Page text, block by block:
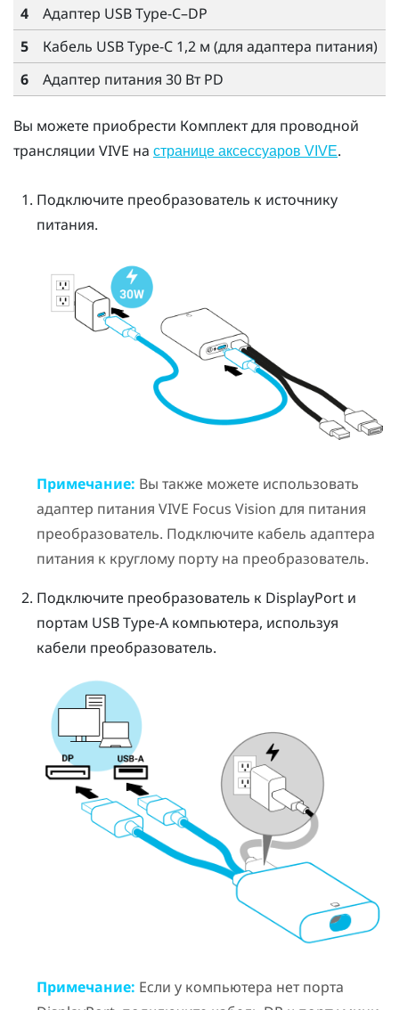
4
Адаптер USB Type-C–DP
5
Кабель USB Type-C 1,2 м (для адаптера питания)
6
Адаптер питания 30 Вт PD
Вы можете приобрести Комплект для проводной
трансляции VIVE на странице аксессуаров VIVE.
Подключите преобразователь к источнику
питания.
Примечание: Вы также можете использовать
адаптер питания VIVE Focus Vision для питания
преобразователь. Подключите кабель адаптера
питания к круглому порту на преобразователь.
Подключите преобразователь к DisplayPortи
портам USB Type-A компьютера, используя
кабели преобразователь.
Примечание: Если у компьютера нет порта